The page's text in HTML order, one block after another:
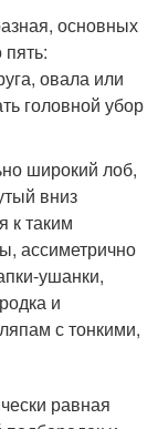
основных
овала или
головной убор
широкий лоб,
вниз
к таким
ассиметрично
ушанки,
и
с тонкими,
равная